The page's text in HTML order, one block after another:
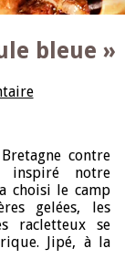
bleue »
contre
inspiré notre
choisi le camp
gelées, les
racletteux se
Jipé, à la